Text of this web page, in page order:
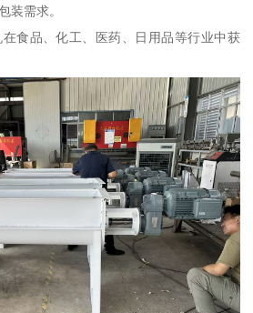
装需求。
食品、化工、医药、日用品等行业中获